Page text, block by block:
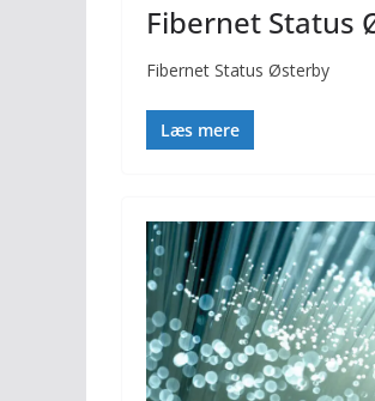
Fibernet Status
Fibernet Status Østerby
Læs mere